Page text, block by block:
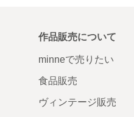
作品販売について
minneで売りたい
食品販売
ヴィンテージ販売